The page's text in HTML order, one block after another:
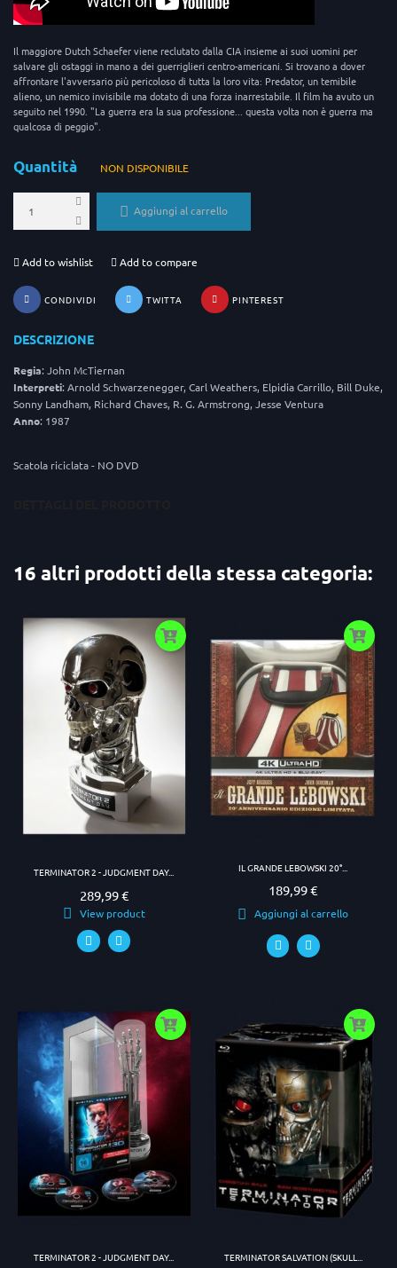
Il maggiore Dutch Schaefer viene reclutato dalla CIA insieme ai suoi uomini per
salvare gli ostaggi in mano a dei guerriglieri centro-americani. Si trovano a dover
affrontare l'avversario più pericoloso di tutta la loro vita: Predator, un temibile
alieno, un nemico invisibile ma dotato di una forza inarrestabile. Il film ha avuto un
seguito nel 1990. "La guerra era la sua professione... questa volta non è guerra ma
qualcosa di peggio".
Quantità NON DISPONIBILE
Aggiungi al carrello
Add to wishlist Add to compare
CONDIVIDI TWITTA PINTEREST
DESCRIZIONE
Regia: John McTiernan
Interpreti: Arnold Schwarzenegger, Carl Weathers, Elpidia Carrillo, Bill Duke,
Sonny Landham, Richard Chaves, R. G. Armstrong, Jesse Ventura
Anno: 1987
Scatola riciclata - NO DVD
16 altri prodotti della stessa categoria:
TERMINATOR 2 - JUDGMENT DAY...
Prezzo
289,99 €
View product
IL GRANDE LEBOWSKI 20°...
Prezzo
189,99 €
Aggiungi al carrello
TERMINATOR 2 - JUDGMENT DAY... TERMINATOR SALVATION (SKULL...